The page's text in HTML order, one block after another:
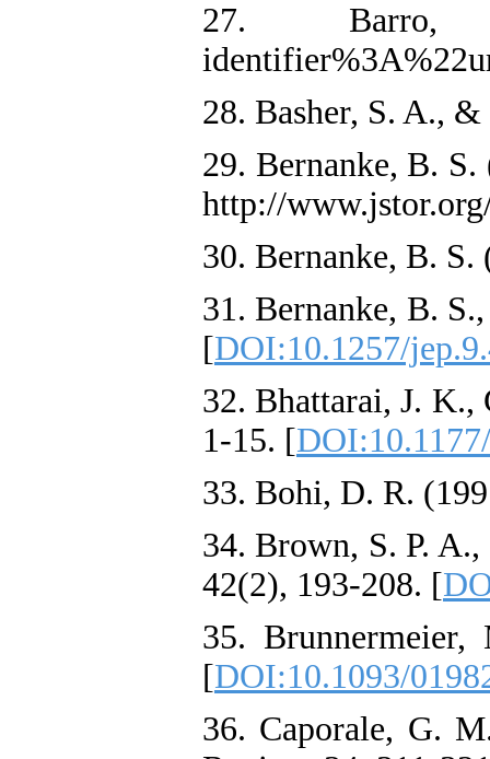
27. Barro,
28. Basher, S. A.,
29. Bernanke, B.
http://
30. Bernanke, B.
31. Bernanke, B.
[DOI:10.1257/
32. Bhattarai, J.
1-15. [
33. Bohi, D. R.
34. Brown, S. P.
42(2), 193-208. [
35.
[DOI:10.1093/
36. Caporale, G.